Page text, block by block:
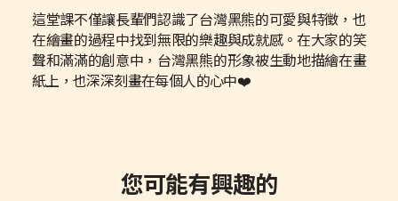
這堂課不僅讓長輩們認識了台灣黑熊的可愛與特徵，也
在繪畫的過程中找到無限的樂趣與成就感。在大家的笑
聲和滿滿的創意中，台灣黑熊的形象被生動地描繪在畫
紙上，也深深刻畫在每個人的心中❤️
您可能有興趣的